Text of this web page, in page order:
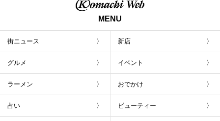
MENU
街ニュース 新店
グルメ イベント
ラーメン おでかけ
占い ビューティー